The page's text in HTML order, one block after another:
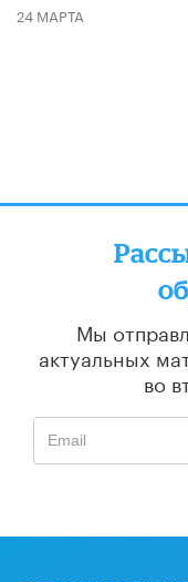
24 МАРТА
Мы
актуальных
во